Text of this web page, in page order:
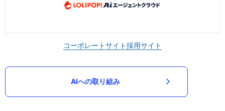
コーポレートサイト採用サイト
AIへの取り組み